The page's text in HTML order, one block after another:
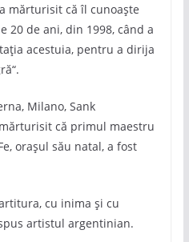
mărturisit că îl cunoaște
20 de ani, din 1998, când a
acestuia, pentru a dirija
Milano, Sank
că primul maestru
orașul său natal, a fost
cu inima și cu
artistul argentinian.